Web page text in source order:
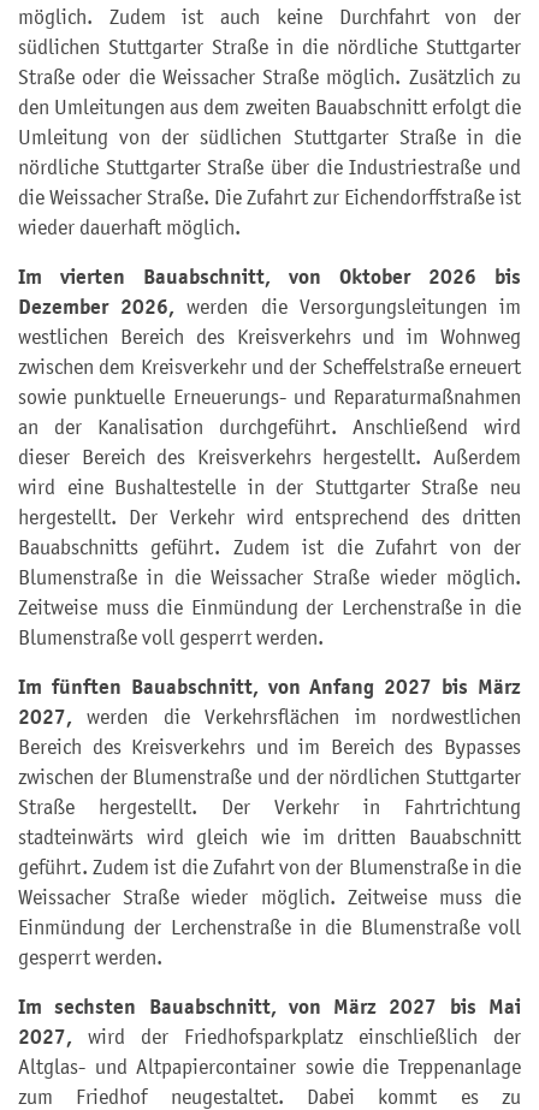
möglich. Zudem ist auch keine Durchfahrt von der
südlichen Stuttgarter Straße in die nördliche Stuttgarter
Straße oder die Weissacher Straße möglich. Zusätzlich zu
den Umleitungen aus dem zweiten Bauabschnitt erfolgt die
Umleitung von der südlichen Stuttgarter Straße in die
nördliche Stuttgarter Straße über die Industriestraße und
die Weissacher Straße. Die Zufahrt zur Eichendorffstraße ist
wieder dauerhaft möglich.
Im vierten Bauabschnitt, von Oktober 2026 bis
Dezember 2026, werden die Versorgungsleitungen im
westlichen Bereich des Kreisverkehrs und im Wohnweg
zwischen dem Kreisverkehr und der Scheffelstraße erneuert
sowie punktuelle Erneuerungs- und Reparaturmaßnahmen
an der Kanalisation durchgeführt. Anschließend wird
dieser Bereich des Kreisverkehrs hergestellt. Außerdem
wird eine Bushaltestelle in der Stuttgarter Straße neu
hergestellt. Der Verkehr wird entsprechend des dritten
Bauabschnitts geführt. Zudem ist die Zufahrt von der
Blumenstraße in die Weissacher Straße wieder möglich.
Zeitweise muss die Einmündung der Lerchenstraße in die
Blumenstraße voll gesperrt werden.
Im fünften Bauabschnitt, von Anfang 2027 bis März
2027, werden die Verkehrsflächen im nordwestlichen
Bereich des Kreisverkehrs und im Bereich des Bypasses
zwischen der Blumenstraße und der nördlichen Stuttgarter
Straße hergestellt. Der Verkehr in Fahrtrichtung
stadteinwärts wird gleich wie im dritten Bauabschnitt
geführt. Zudem ist die Zufahrt von der Blumenstraße in die
Weissacher Straße wieder möglich. Zeitweise muss die
Einmündung der Lerchenstraße in die Blumenstraße voll
gesperrt werden.
Im sechsten Bauabschnitt, von März 2027 bis Mai
2027, wird der Friedhofsparkplatz einschließlich der
Altglas- und Altpapiercontainer sowie die Treppenanlage
zum Friedhof neugestaltet. Dabei kommt es zu